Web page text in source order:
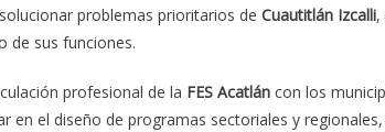
problemas prioritarios de Cuautitlán Izcalli,
de sus funciones.
profesional de la FES Acatlán con los
en el diseño de programas sectoriales y